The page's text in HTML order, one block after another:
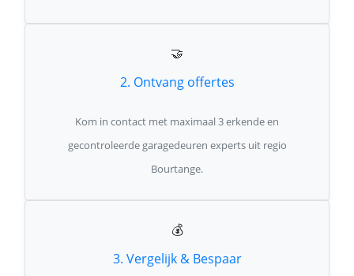
🤝
2. Ontvang offertes
Kom in contact met maximaal 3 erkende en
gecontroleerde garagedeuren experts uit regio
Bourtange.
💰
3. Vergelijk & Bespaar